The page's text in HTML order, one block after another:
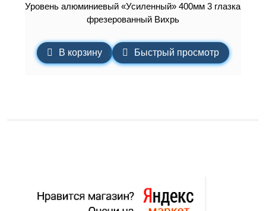
Уровень алюминиевый «Усиленный» 400мм 3 глазка
фрезерованный Вихрь
В корзину Быстрый просмотр